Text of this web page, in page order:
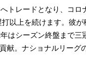
トレードとなり、コロ
以上を続けます。彼
はシーズン終盤まで三
献。ナショナルリーグ